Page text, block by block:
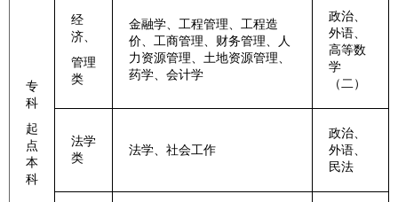
专
科
起
点
本
科
经
济、
管理
类
金融学、工程管理、工程造
价、工商管理、财务管理、人
力资源管理、土地资源管理、
药学、会计学
政治、
外语、
高等数
学
（二）
法学
类
法学、社会工作
政治、
外语、
民法